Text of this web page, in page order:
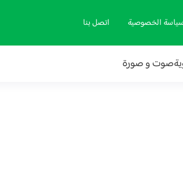
سياسة الخصوصية اتصل بنا
صوت و صورة